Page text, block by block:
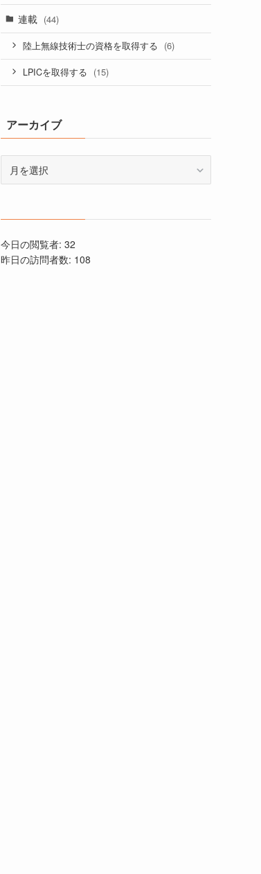
連載 (44)
陸上無線技術士の資格を取得する (6)
LPICを取得する (15)
アーカイブ
ブ
今日の閲覧者: 32
昨日の訪問者数: 108